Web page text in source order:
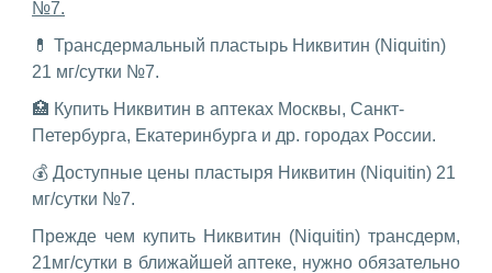
№7.
💊 Трансдермальный пластырь Никвитин (Niquitin)
21 мг/сутки №7.
🏥 Купить Никвитин в аптеках Москвы, Санкт-
Петербурга, Екатеринбурга и др. городах России.
💰 Доступные цены пластыря Никвитин (Niquitin) 21
мг/сутки №7.
Прежде чем купить Никвитин (Niquitin) трансдерм,
21мг/сутки в ближайшей аптеке, нужно обязательно